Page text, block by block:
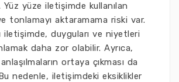
yüze iletişimde kullanılan
tonlamayı aktaramama riski var.
iletişimde, duyguları ve niyetleri
daha zor olabilir. Ayrıca,
ortaya çıkması da
nedenle, iletişimdeki eksiklikler